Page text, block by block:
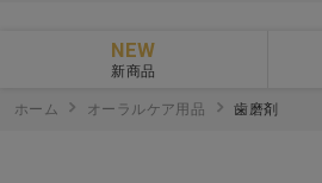
NEW
新商品
ホーム オーラルケア用品 歯磨剤